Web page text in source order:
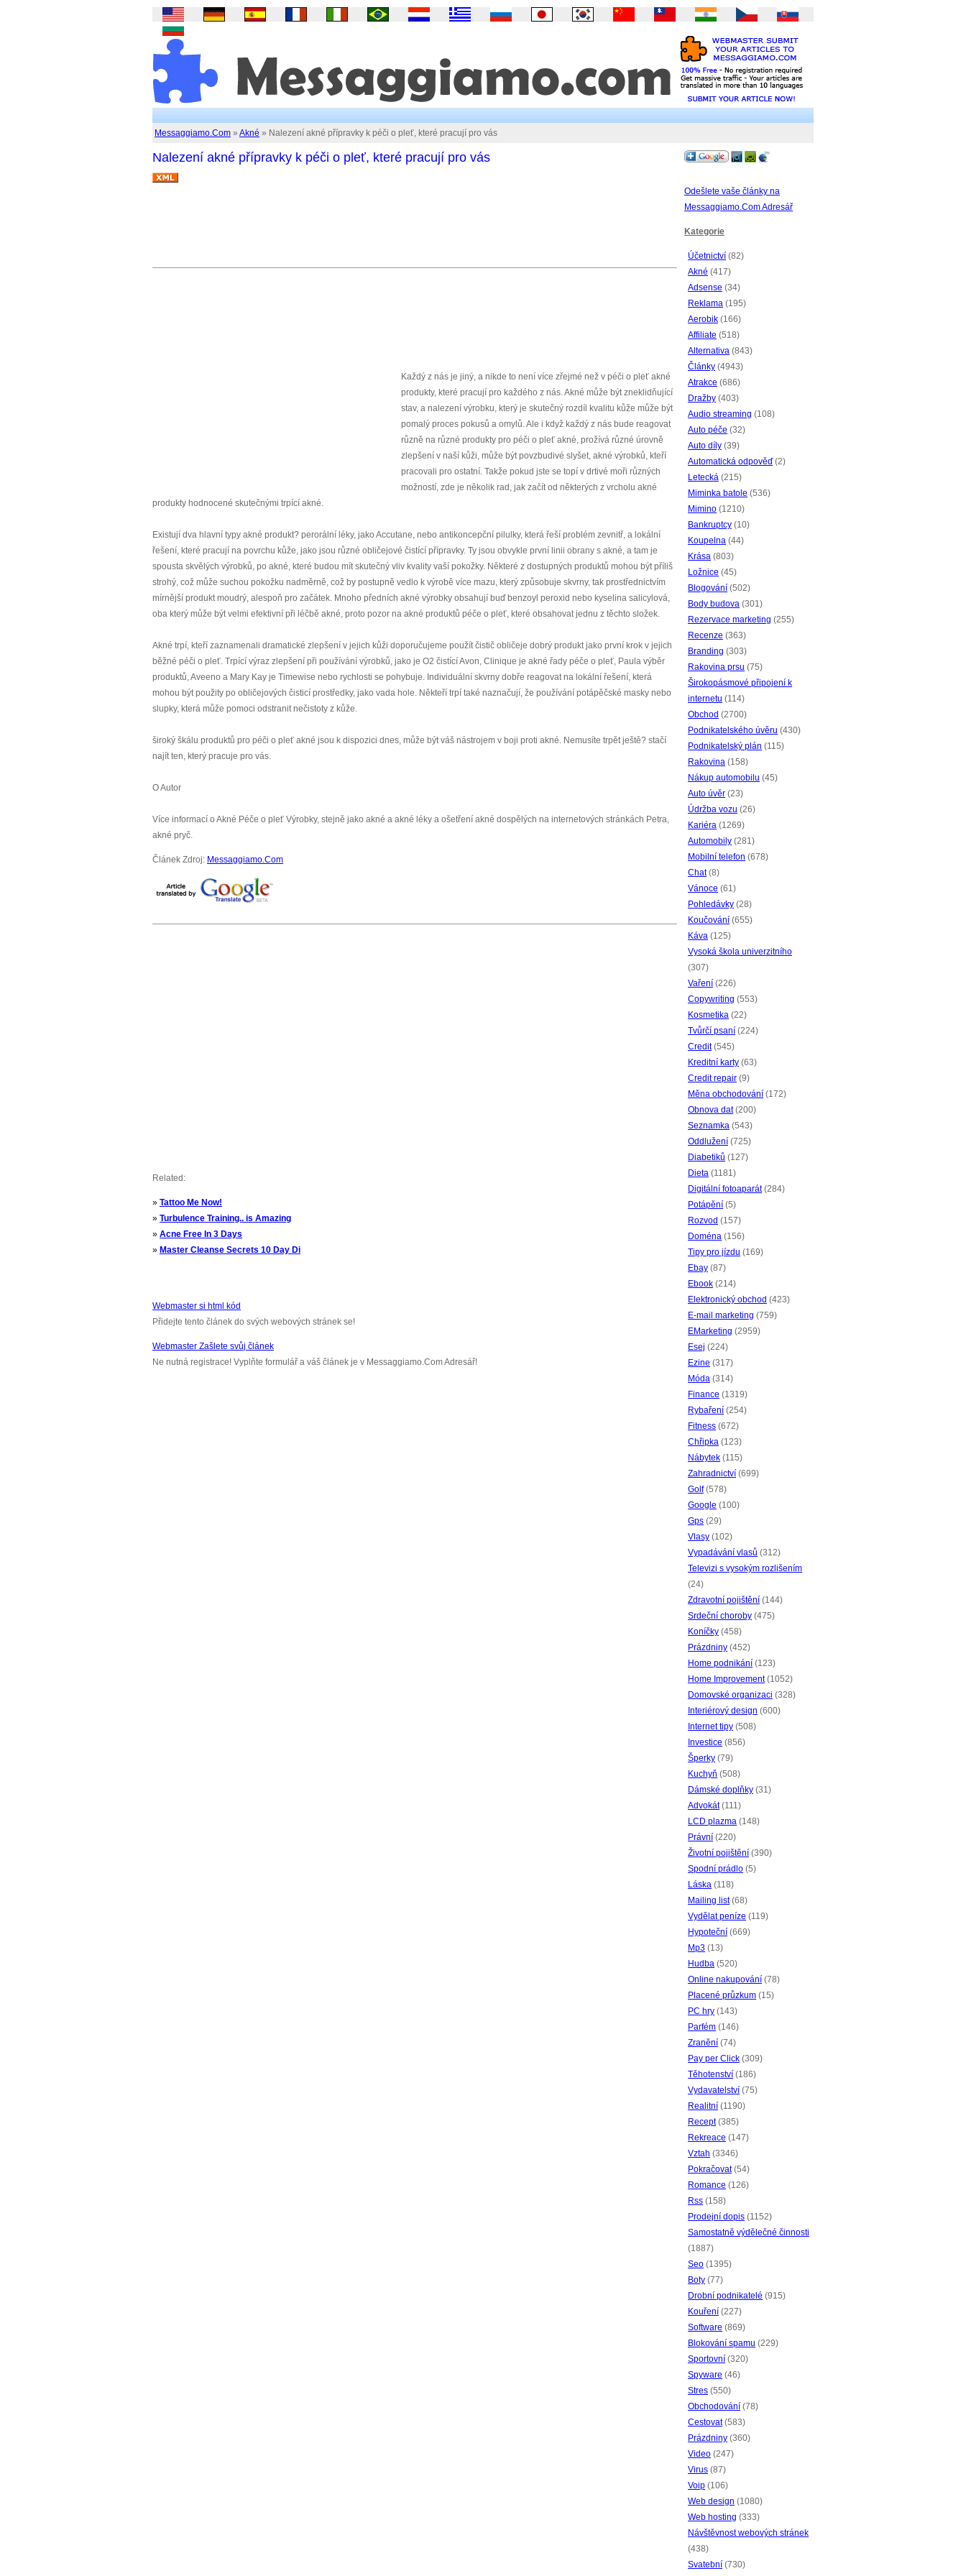
Messaggiamo.Com » Akné » Nalezení akné přípravky k péči o pleť, které pracují pro vás
Nalezení akné přípravky k péči o pleť, které pracují pro vás
Každý z nás je jiný, a nikde to není více zřejmé než v péči o pleť akné
produkty, které pracují pro každého z nás. Akné může být zneklidňující
stav, a nalezení výrobku, který je skutečný rozdíl kvalitu kůže může být
pomalý proces pokusů a omylů. Ale i když každý z nás bude reagovat
různě na různé produkty pro péči o pleť akné, prožívá různé úrovně
zlepšení v naší kůži, může být povzbudivé slyšet, akné výrobků, kteří
pracovali pro ostatní. Takže pokud jste se topí v drtivé moři různých
možností, zde je několik rad, jak začít od některých z vrcholu akné
produkty hodnocené skutečnými trpící akné.
Existují dva hlavní typy akné produkt? perorální léky, jako Accutane, nebo antikoncepční pilulky, která řeší problém zevnitř, a lokální
řešení, které pracují na povrchu kůže, jako jsou různé obličejové čistící přípravky. Ty jsou obvykle první linii obrany s akné, a tam je
spousta skvělých výrobků, po akné, které budou mít skutečný vliv kvality vaší pokožky. Některé z dostupných produktů mohou být příliš
strohý, což může suchou pokožku nadměrně, což by postupně vedlo k výrobě více mazu, který způsobuje skvrny, tak prostřednictvím
mírnější produkt moudrý, alespoň pro začátek. Mnoho předních akné výrobky obsahují buď benzoyl peroxid nebo kyselina salicylová,
oba který může být velmi efektivní při léčbě akné, proto pozor na akné produktů péče o pleť, které obsahovat jednu z těchto složek.
Akné trpí, kteří zaznamenali dramatické zlepšení v jejich kůži doporučujeme použít čistič obličeje dobrý produkt jako první krok v jejich
běžné péči o pleť. Trpící výraz zlepšení při používání výrobků, jako je O2 čistící Avon, Clinique je akné řady péče o pleť, Paula výběr
produktů, Aveeno a Mary Kay je Timewise nebo rychlosti se pohybuje. Individuální skvrny dobře reagovat na lokální řešení, která
mohou být použity po obličejových čisticí prostředky, jako vada hole. Někteří trpí také naznačují, že používání potápěčské masky nebo
slupky, která může pomoci odstranit nečistoty z kůže.
široký škálu produktů pro péči o pleť akné jsou k dispozici dnes, může být váš nástrojem v boji proti akné. Nemusíte trpět ještě? stačí
najít ten, který pracuje pro vás.
O Autor
Více informací o Akné Péče o pleť Výrobky, stejně jako akné a akné léky a ošetření akné dospělých na internetových stránkách Petra,
akné pryč.
Článek Zdroj: Messaggiamo.Com
Related:
» Tattoo Me Now!
» Turbulence Training.. is Amazing
» Acne Free In 3 Days
» Master Cleanse Secrets 10 Day Di
Webmaster si html kód
Přidejte tento článek do svých webových stránek se!
Webmaster Zašlete svůj článek
Ne nutná registrace! Vyplňte formulář a váš článek je v Messaggiamo.Com Adresář!
Odešlete vaše články na
Messaggiamo.Com Adresář
Kategorie
Účetnictví (82)
Akné (417)
Adsense (34)
Reklama (195)
Aerobik (166)
Affiliate (518)
Alternativa (843)
Články (4943)
Atrakce (686)
Dražby (403)
Audio streaming (108)
Auto péče (32)
Auto díly (39)
Automatická odpověď(2)
Letecká (215)
Miminka batole (536)
Mimino (1210)
Bankruptcy (10)
Koupelna (44)
Krása (803)
Ložnice (45)
Blogování (502)
Body budova (301)
Rezervace marketing (255)
Recenze (363)
Branding (303)
Rakovina prsu (75)
Širokopásmové připojení k
internetu (114)
Obchod (2700)
Podnikatelského úvěru (430)
Podnikatelský plán (115)
Rakovina (158)
Nákup automobilu (45)
Auto úvěr (23)
Údržba vozu (26)
Kariéra (1269)
Automobily (281)
Mobilní telefon (678)
Chat(8)
Vánoce (61)
Pohledávky (28)
Koučování (655)
Káva (125)
Vysoká škola univerzitního
(307)
Vaření (226)
Copywriting (553)
Kosmetika (22)
Tvůrčí psaní (224)
Credit(545)
Kreditní karty (63)
Credit repair (9)
Měna obchodování (172)
Obnova dat(200)
Seznamka (543)
Oddlužení (725)
Diabetiků (127)
Dieta (1181)
Digitální fotoaparát(284)
Potápění (5)
Rozvod (157)
Doména (156)
Tipy pro jízdu (169)
Ebay (87)
Ebook (214)
Elektronický obchod (423)
E-mail marketing (759)
EMarketing (2959)
Esej (224)
Ezine (317)
Móda (314)
Finance (1319)
Rybaření (254)
Fitness (672)
Chřipka (123)
Nábytek (115)
Zahradnictví (699)
Golf(578)
Google (100)
Gps (29)
Vlasy (102)
Vypadávání vlasů (312)
Televizi s vysokým rozlišením
(24)
Zdravotní pojištění (144)
Srdeční choroby (475)
Koníčky (458)
Prázdniny (452)
Home podnikání (123)
Home Improvement(1052)
Domovské organizaci (328)
Interiérový design (600)
Internet tipy (508)
Investice (856)
Šperky (79)
Kuchyň (508)
Dámské doplňky (31)
Advokát(111)
LCD plazma (148)
Právní (220)
Životní pojištění (390)
Spodní prádlo (5)
Láska (118)
Mailing list(68)
Vydělat peníze (119)
Hypoteční (669)
Mp3 (13)
Hudba (520)
Online nakupování (78)
Placené průzkum (15)
PC hry (143)
Parfém (146)
Zranění (74)
Pay per Click (309)
Těhotenství (186)
Vydavatelství (75)
Realitní (1190)
Recept(385)
Rekreace (147)
Vztah (3346)
Pokračovat(54)
Romance (126)
Rss (158)
Prodejní dopis (1152)
Samostatně výdělečné činnosti
(1887)
Seo (1395)
Boty (77)
Drobní podnikatelé (915)
Kouření (227)
Software (869)
Blokování spamu (229)
Sportovní (320)
Spyware (46)
Stres (550)
Obchodování (78)
Cestovat(583)
Prázdniny (360)
Video (247)
Virus (87)
Voip (106)
Web design (1080)
Web hosting (333)
Návštěvnost webových stránek
(438)
Svatební (730)